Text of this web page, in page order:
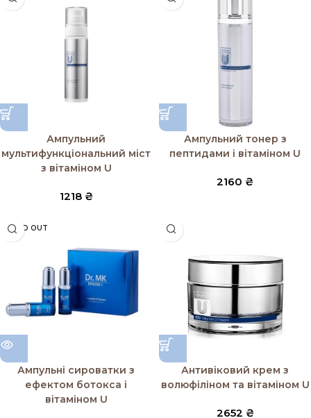
Ампульний
мультифункціональний міст
з вітаміном U
1218 ₴
Ампульний тонер з
пептидами і вітаміном U
2160 ₴
SOLD OUT
Ампульні сироватки з
ефектом ботокса і
вітаміном U
Антивіковий крем з
волюфіліном та вітаміном U
2652 ₴